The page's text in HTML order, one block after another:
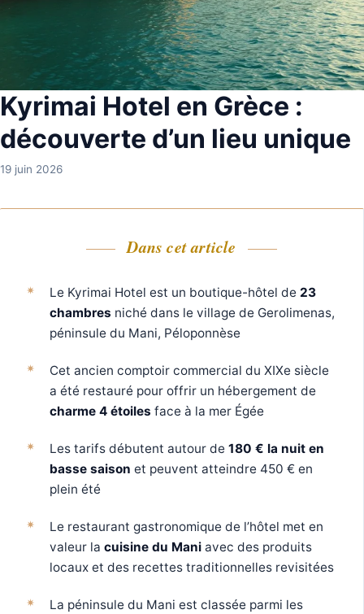
Kyrimai Hotel en Grèce :
découverte d’un lieu unique
19 juin 2026
Dans cet article
Le Kyrimai Hotel est un boutique-hôtel de 23
chambres niché dans le village de Gerolimenas,
péninsule du Mani, Péloponnèse
Cet ancien comptoir commercial du XIXe siècle
a été restauré pour offrir un hébergement de
charme 4 étoiles face à la mer Égée
Les tarifs débutent autour de 180 € la nuit en
basse saison et peuvent atteindre 450 € en
plein été
Le restaurant gastronomique de l’hôtel met en
valeur la cuisine du Maniavec des produits
locaux et des recettes traditionnelles revisitées
La péninsule du Mani est classée parmi les